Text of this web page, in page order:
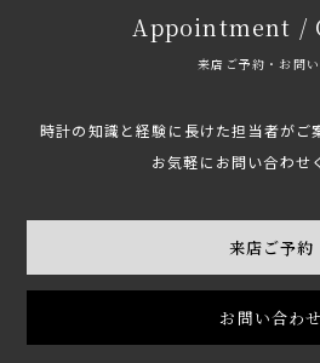
Appointment /
来店ご予約・お問
時計の知識と経験に長けた担当者がご
お気軽にお問い合わせ
来店ご予約
お問い合わせ